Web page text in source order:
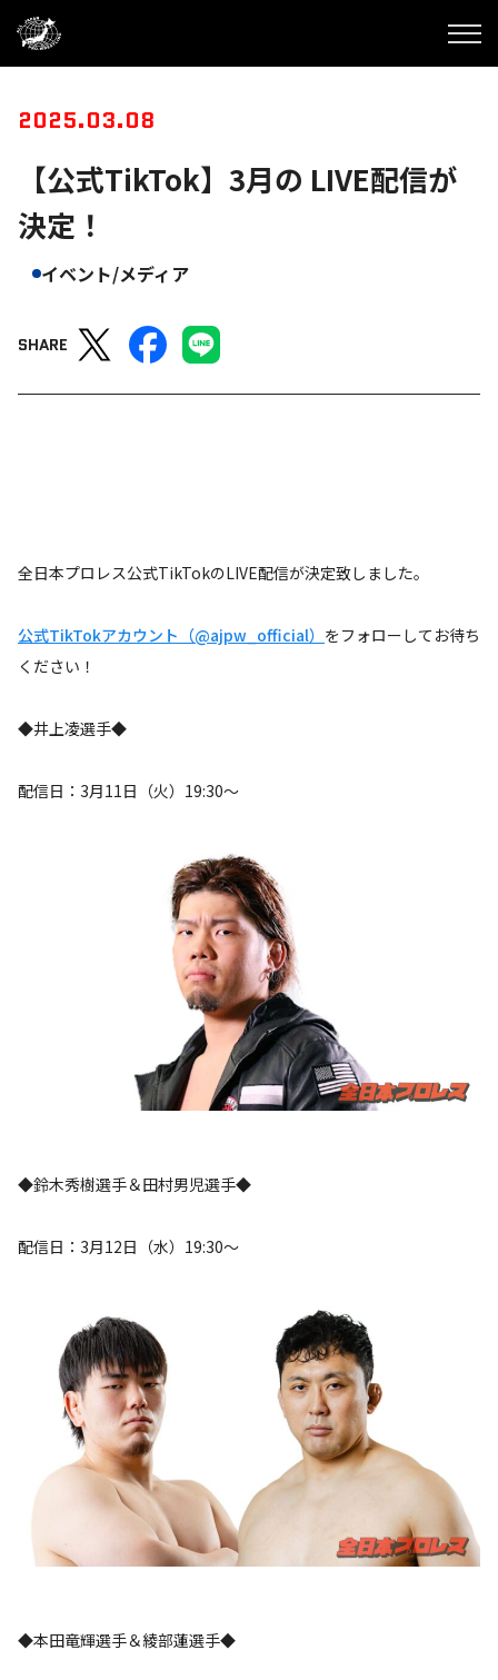
2025.03.08
【公式TikTok】3月の LIVE配信が
決定！
イベント/メディア
SHARE
全日本プロレス公式TikTokのLIVE配信が決定致しました。
公式TikTokアカウント（@ajpw_official） をフォローしてお待ち
ください！
◆井上凌選手◆
配信日：3月11日（火）19:30～
◆鈴木秀樹選手＆田村男児選手◆
配信日：3月12日（水）19:30～
◆本田竜輝選手＆綾部蓮選手◆